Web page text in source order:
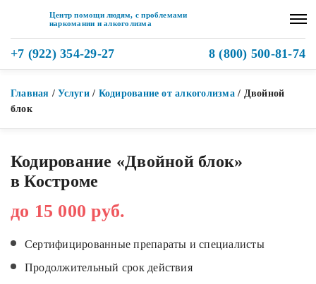
Центр помощи людям, с проблемами
наркомании и алкоголизма
+7 (922) 354-29-27 8 (800) 500-81-74
Главная /Услуги/ Кодирование от алкоголизма/ Двойной
блок
Кодирование «Двойной блок»
в Костроме
до 15 000 руб.
Сертифицированные препараты и специалисты
Продолжительный срок действия